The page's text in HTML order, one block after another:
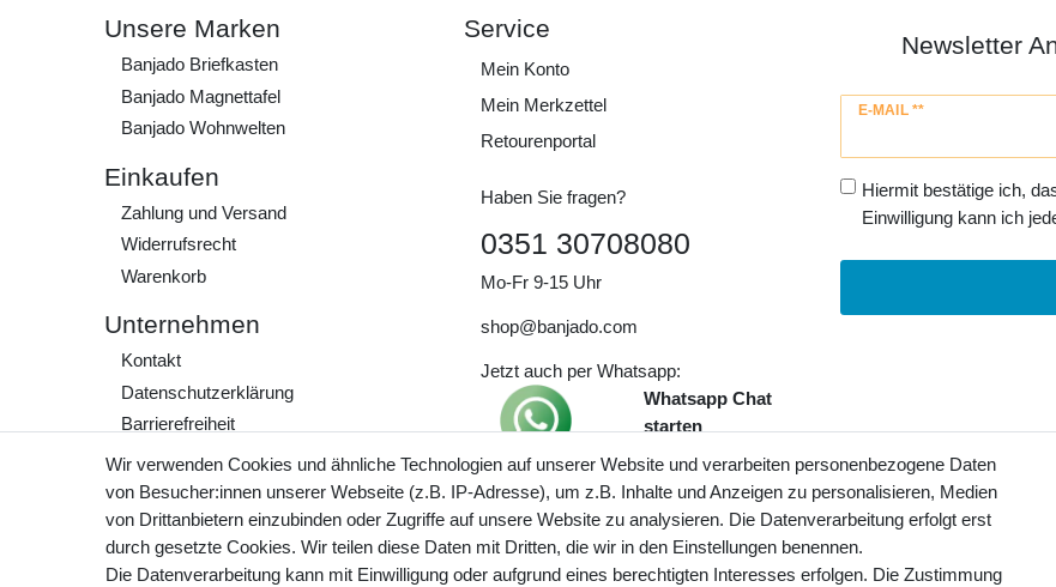
Unsere Marken
Banjado Briefkasten
Banjado Magnettafel
Banjado Wohnwelten
Einkaufen
Zahlung und Versand
Widerrufs­recht
Warenkorb
Unternehmen
Kontakt
Daten­schutz­erklärung
Barrierefreiheit
AGB
Impressum
Werde Teil unserer
Community
Service
Mein Konto
Mein Merkzettel
Retourenportal
Haben Sie fragen?
0351 30708080
Mo-Fr 9-15 Uhr
shop@banjado.com
Jetzt auch per Whatsapp:
Whatsapp Chat
starten
Preisangaben inkl. gesetzl. MwSt. und
zzgl. Service- und Versandkosten
Newsletter
E-MAIL **
Newsletter
Hiermit bestätige ich,
Einwilligung kann ich
Wir verwenden Cookies und ähnliche Technologien auf unserer Website und verarbeiten personenbezogene Daten
von Besucher:innen unserer Webseite (z.B. IP-Adresse), um z.B. Inhalte und Anzeigen zu personalisieren, Medien
von Drittanbietern einzubinden oder Zugriffe auf unsere Website zu analysieren. Die Datenverarbeitung erfolgt erst
durch gesetzte Cookies. Wir teilen diese Daten mit Dritten, die wir in den Einstellungen benennen.
Die Datenverarbeitung kann mit Einwilligung oder aufgrund eines berechtigten Interesses erfolgen. Die Zustimmung